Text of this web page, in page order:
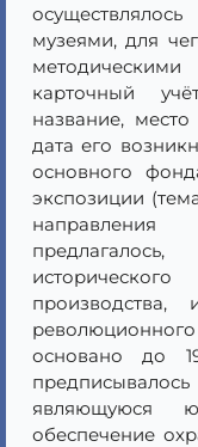
музеями, для
карточный
название,
дата его
основного
экспозиции
основано до
являющуюся
обеспечение